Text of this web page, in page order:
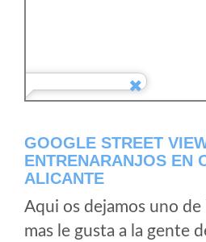
GOOGLE STREET
ENTRENARANJOS EN
ALICANTE
Aqui os dejamos uno de
mas le gusta a la gente